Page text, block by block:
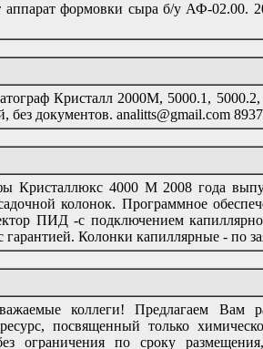
аппарат формовки сыра б/у АФ-02.00.
Кристалл 2000М, 5000.1,
без документов. analitts@gmail.com
Кристаллюкс 4000 М 2008 года
колонок. Программное
ПИД -с подключением
гарантией. Колонки капиллярные - по
коллеги! Предлагаем Вам
посвященный только
ограничения по сроку